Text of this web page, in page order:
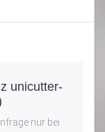
unicutter-
nur bei